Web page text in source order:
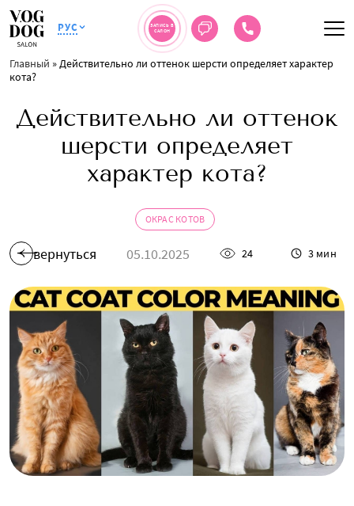
РУС
ЗАПИСЬ В
САЛОН
Главный »Действительно ли оттенок шерсти определяет характер
кота?
Действительно ли оттенок
шерсти определяет
характер кота?
ОКРАС КОТОВ
вернуться 05.10.2025 24 3 мин